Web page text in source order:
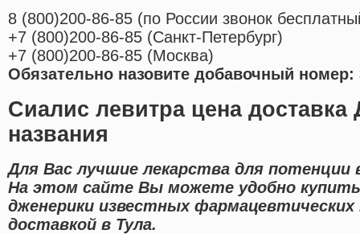
8 (800)200-86-85 (по России звонок
+7 (800)200-86-85 (Санкт-Петербург)
+7 (800)200-86-85 (Москва)
Обязательно назовите добавочный номер:
Сиалис левитра цена доставка
названия
Для Вас лучшие лекарства для потенции
На этом сайте Вы можете удобно купить
дженерики известных фармацевтических
доставкой в Тула.